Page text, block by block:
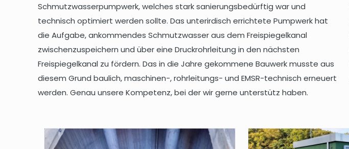
Schmutzwasserpumpwerk, welches stark sanierungsbedürftig war und
technisch optimiert werden sollte. Das unterirdisch errichtete Pumpwerk hat
die Aufgabe, ankommendes Schmutzwasser aus dem Freispiegelkanal
zwischenzuspeichern und über eine Druckrohrleitung in den nächsten
Freispiegelkanal zu fördern. Das in die Jahre gekommene Bauwerk musste aus
diesem Grund baulich, maschinen-, rohrleitungs- und EMSR-technisch erneuert
werden. Genau unsere Kompetenz, bei der wir gerne unterstütz haben.